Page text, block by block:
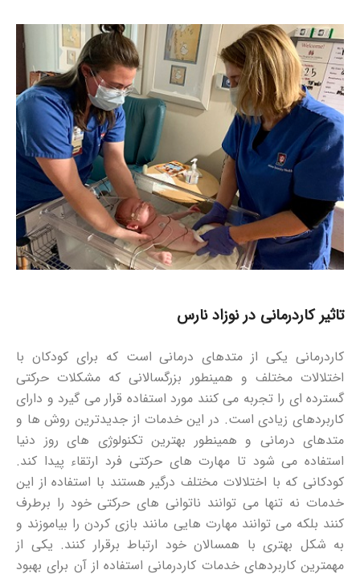
تاثیر کاردرمانی در نوزاد نارس
کاردرمانی یکی از متدهای درمانی است که برای کودکان با
اختلالات مختلف و همینطور بزرگسالانی که مشکلات حرکتی
گسترده ای را تجربه می کنند مورد استفاده قرار می گیرد و دارای
کاربردهای زیادی است. در این خدمات از جدیدترین روش ها و
متدهای درمانی و همینطور بهترین تکنولوژی های روز دنیا
استفاده می شود تا مهارت های حرکتی فرد ارتقاء پیدا کند.
کودکانی که با اختلالات مختلف درگیر هستند با استفاده از این
خدمات نه تنها می توانند ناتوانی های حرکتی خود را برطرف
کنند بلکه می توانند مهارت هایی مانند بازی کردن را بیاموزند و
به شکل بهتری با همسالان خود ارتباط برقرار کنند. یکی از
مهمترین کاربردهای خدمات کاردرمانی استفاده از آن برای بهبود